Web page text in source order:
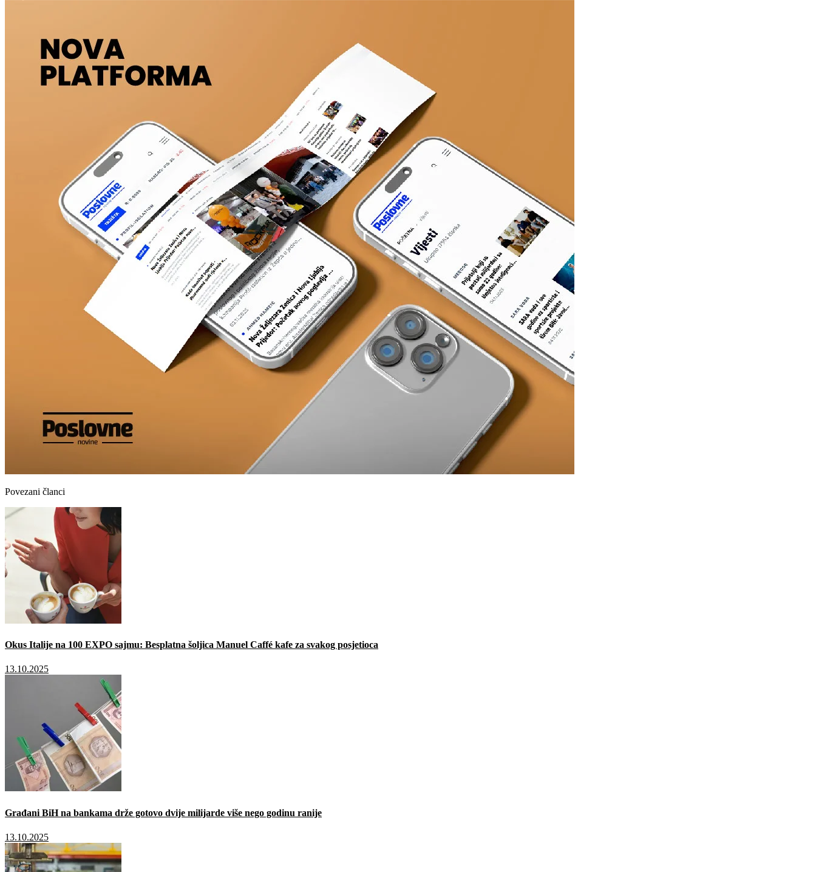
Povezani članci
Okus Italije na 100 EXPO sajmu: Besplatna šoljica Manuel Caffé kafe za svakog posjetioca
13.10.2025
Građani BiH na bankama drže gotovo dvije milijarde više nego godinu ranije
13.10.2025